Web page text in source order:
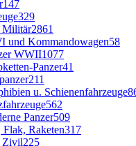
147
329
Militär2861
und Kommandowagen58
WWII1077
Panzer41
211
u. Schienenfahrzeuge
562
Panzer509
Flak, Raketen317
Zivil225